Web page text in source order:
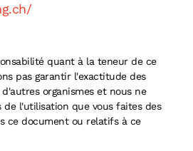
quant à la teneur de ce
pas garantir l'exactitude des
organismes et nous ne
de l'utilisation que vous faites des
ce document ou relatifs à ce